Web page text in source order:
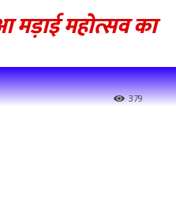
मड़ाई महोत्सव का
379